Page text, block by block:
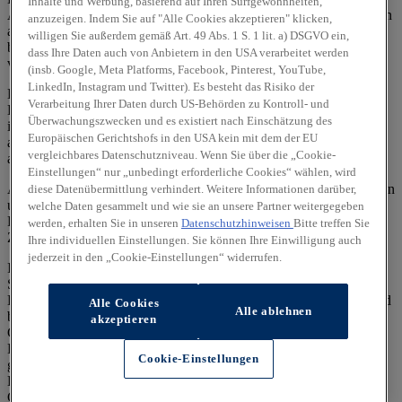
Ausnutzung des Kraftstoffs durch das Fahrzeug ab, sondern werden
auch vom Fahrverhalten und anderen nichttechnischen Faktoren
beeinflusst. CO₂ ist das für die Erderwärmung hauptsächlich
verantwortliche Treibhausgas.
Ein Leitfaden über den Kraftstoffverbrauch und die CO₂-
Emissionen aller in Deutschland angebotenen neuen Pkw-Modelle
ist unentgeltlich einsehbar an jedem Verkaufsort, an dem Pkw
ausgestellt oder angeboten werden. Der Leitfaden ist auch
abrufbar.
Alle Angaben und Abbildungen sind als unverbindlich zu betrachten
und stellen eine annähernde Beschreibung dar.
Fahrzeugabbildungen enthalten z. T. aufpreispflichtige
Zusatzausstattungen.
Im Hinblick auf Gebrauchtwagen entsprechen Sonder- und
Serienausstattung, die technischen Daten sowie Verbrauchs- und
Emissionswerte dem Stand eines entsprechenden Neufahrzeugs und
berücksichtigen keine etwaigen zwischenzeitlichen Änderungen.
Gebrauchtfahrzeuge weisen regelmäßig eine geringere elektrische
Reichweite auf als entsprechende Neufahrzeuge. Dies kann bei
gebrauchten Hybridfahrzeugen zu einem erhöhten
Kraftstoffverbrauch und einem damit einhergehenden erhöhten
CO₂-Ausstoß führen.
anzuzeigen. Indem Sie auf "Alle Cookies akzeptieren" klicken,
willigen Sie außerdem gemäß Art. 49 Abs. 1 S. 1 lit. a) DSGVO ein,
dass Ihre Daten auch von Anbietern in den USA verarbeitet werden
(insb. Google, Meta Platforms, Facebook, Pinterest, YouTube,
LinkedIn, Instagram und Twitter). Es besteht das Risiko der
Verarbeitung Ihrer Daten durch US-Behörden zu Kontroll- und
Überwachungszwecken und es existiert nach Einschätzung des
Europäischen Gerichtshofs in den USA kein mit dem der EU
vergleichbares Datenschutzniveau. Wenn Sie über die „Cookie-
Einstellungen“ nur „unbedingt erforderliche Cookies“ wählen, wird
diese Datenübermittlung verhindert. Weitere Informationen darüber,
welche Daten gesammelt und wie sie an unsere Partner weitergegeben
werden, erhalten Sie in unseren Datenschutzhinweisen Bitte treffen Sie
Ihre individuellen Einstellungen. Sie können Ihre Einwilligung auch
jederzeit in den „Cookie-Einstellungen“ widerrufen.
Alle Cookies
akzeptieren
Alle ablehnen
Cookie-Einstellungen